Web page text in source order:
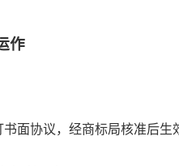
作
面协议，经商标局核准后生